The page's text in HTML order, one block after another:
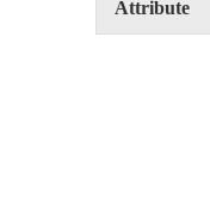
Attribute